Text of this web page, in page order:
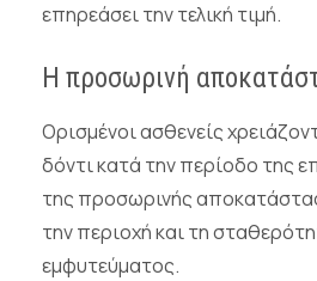
επηρεάσει την τελική τιμή.
Η προσωρινή
Ορισμένοι ασθενείς
δόντι κατά την περίοδο της
της προσωρινής
την περιοχή και τη
εμφυτεύματος.